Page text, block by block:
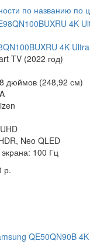
по названию по
4K
TV (2022 год)
дюймов (248,92 см)
Neo QLED
100 Гц
р.